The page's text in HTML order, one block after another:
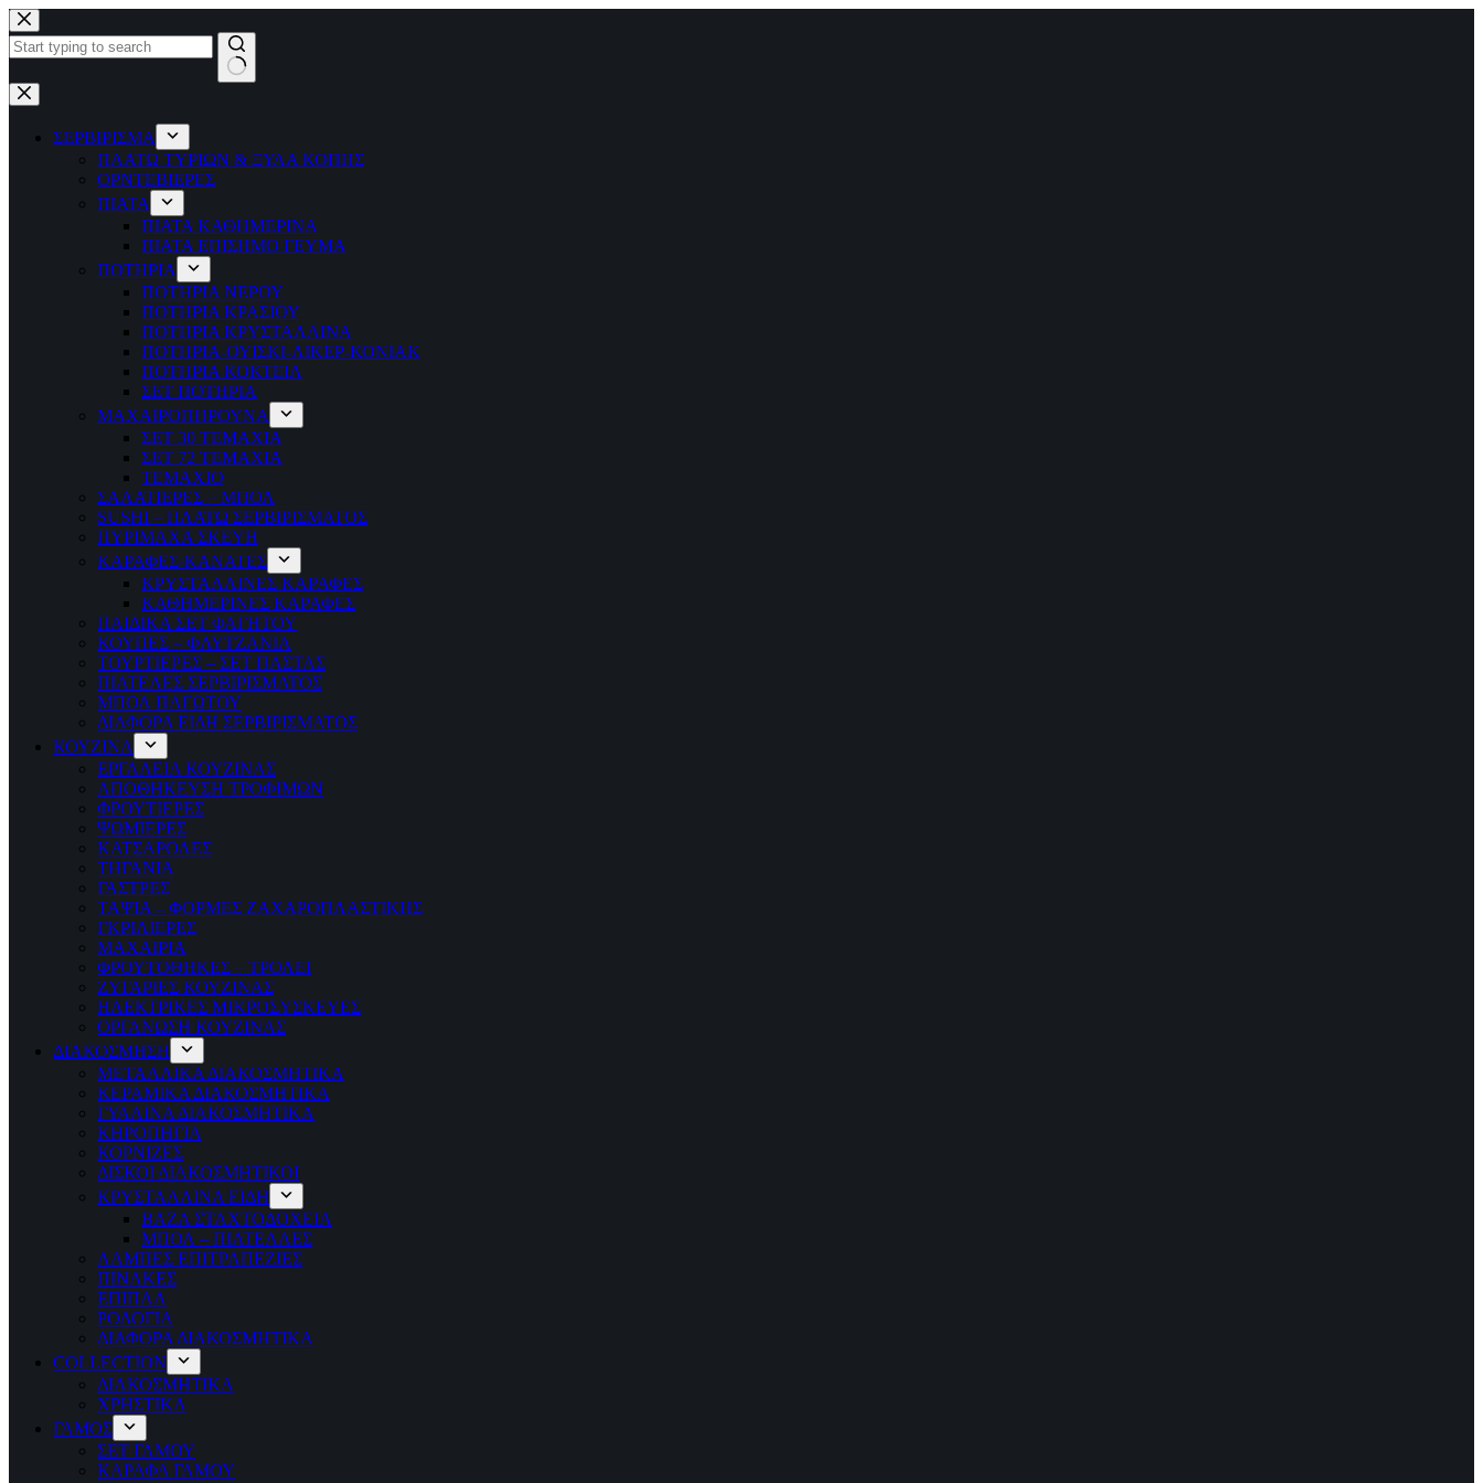
Μετάβαση
στο
περιεχόμενο
No
results
ΣΕΡΒΙΡΙΣΜΑ
ΠΛΑΤΩ ΤΥΡΙΩΝ & ΞΥΛΑ ΚΟΠΗΣ
ΟΡΝΤΕΒΙΕΡΕΣ
ΠΙΑΤΑ
ΠΙΑΤΑ ΚΑΘΗΜΕΡΙΝΑ
ΠΙΑΤΑ ΕΠΙΣΗΜΟ ΓΕΥΜΑ
ΠΟΤΗΡΙΑ
ΠΟΤΗΡΙΑ ΝΕΡΟΥ
ΠΟΤΗΡΙΑ ΚΡΑΣΙΟΥ
ΠΟΤΗΡΙΑ ΚΡΥΣΤΑΛΛΙΝΑ
ΠΟΤΗΡΙΑ-ΟΥΙΣΚΙ-ΛΙΚΕΡ-ΚΟΝΙΑΚ
ΠΟΤΗΡΙΑ ΚΟΚΤΕΙΛ
ΣΕΤ ΠΟΤΗΡΙΑ
ΜΑΧΑΙΡΟΠΗΡΟΥΝΑ
ΣΕΤ 30 ΤΕΜΑΧΙΑ
ΣΕΤ 72 ΤΕΜΑΧΙΑ
ΤΕΜΑΧΙΟ
ΣΑΛΑΤΙΕΡΕΣ – ΜΠΟΛ
SUSHI – ΠΛΑΤΩ ΣΕΡΒΙΡΙΣΜΑΤΟΣ
ΠΥΡΙΜΑΧΑ ΣΚΕΥΗ
ΚΑΡΑΦΕΣ-ΚΑΝΑΤΕΣ
ΚΡΥΣΤΑΛΛΙΝΕΣ ΚΑΡΑΦΕΣ
ΚΑΘΗΜΕΡΙΝΕΣ ΚΑΡΑΦΕΣ
ΠΑΙΔΙΚΑ ΣΕΤ ΦΑΓΗΤΟΥ
ΚΟΥΠΕΣ – ΦΛΥΤΖΑΝΙΑ
ΤΟΥΡΤΙΕΡΕΣ – ΣΕΤ ΠΑΣΤΑΣ
ΠΙΑΤΕΛΕΣ ΣΕΡΒΙΡΙΣΜΑΤΟΣ
ΜΠΟΛ ΠΑΓΩΤΟΥ
ΔΙΑΦΟΡΑ ΕΙΔΗ ΣΕΡΒΙΡΙΣΜΑΤΟΣ
ΚΟΥΖΙΝΑ
ΕΡΓΑΛΕΙΑ ΚΟΥΖΙΝΑΣ
ΑΠΟΘΗΚΕΥΣΗ ΤΡΟΦΙΜΩΝ
ΦΡΟΥΤΙΕΡΕΣ
ΨΩΜΙΕΡΕΣ
ΚΑΤΣΑΡΟΛΕΣ
ΤΗΓΑΝΙΑ
ΓΑΣΤΡΕΣ
ΤΑΨΙΑ – ΦΟΡΜΕΣ ΖΑΧΑΡΟΠΛΑΣΤΙΚΗΣ
ΓΚΡΙΛΙΕΡΕΣ
ΜΑΧΑΙΡΙΑ
ΦΡΟΥΤΟΘΗΚΕΣ – ΤΡΟΛΕΙ
ΖΥΓΑΡΙΕΣ ΚΟΥΖΙΝΑΣ
ΗΛΕΚΤΡΙΚΕΣ ΜΙΚΡΟΣΥΣΚΕΥΕΣ
ΟΡΓΑΝΩΣΗ ΚΟΥΖΙΝΑΣ
ΔΙΑΚΟΣΜΗΣΗ
ΜΕΤΑΛΛΙΚΑ ΔΙΑΚΟΣΜΗΤΙΚΑ
ΚΕΡΑΜΙΚΑ ΔΙΑΚΟΣΜΗΤΙΚΑ
ΓΥΑΛΙΝΑ ΔΙΑΚΟΣΜΗΤΙΚΑ
ΚΗΡΟΠΗΓΙΑ
ΚΟΡΝΙΖΕΣ
ΔΙΣΚΟΙ ΔΙΑΚΟΣΜΗΤΙΚΟΙ
ΚΡΥΣΤΑΛΛΙΝΑ ΕΙΔΗ
ΒΑΖΑ ΣΤΑΧΤΟΔΟΧΕΙΑ
ΜΠΟΛ – ΠΙΑΤΕΛΛΕΣ
ΛΑΜΠΕΣ ΕΠΙΤΡΑΠΕΖΙΕΣ
ΠΙΝΑΚΕΣ
ΕΠΙΠΛΑ
ΡΟΛΟΓΙΑ
ΔΙΑΦΟΡΑ ΔΙΑΚΟΣΜΗΤΙΚΑ
COLLECTION
ΔΙΑΚΟΣΜΗΤΙΚΑ
ΧΡΗΣΤΙΚΑ
ΓΑΜΟΣ
ΣΕΤ ΓΑΜΟΥ
ΚΑΡΑΦΑ ΓΑΜΟΥ